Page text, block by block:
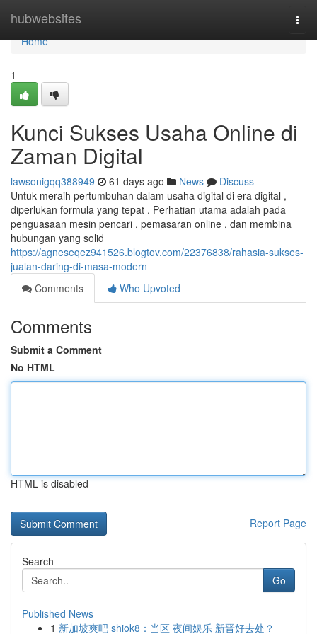
hubwebsites
Home
Home
1
Kunci Sukses Usaha Online di
Zaman Digital
lawsonigqq388949 61 days ago News
Discuss
Untuk meraih pertumbuhan dalam usaha digital di era digital ,
diperlukan formula yang tepat . Perhatian utama adalah pada
penguasaan mesin pencari , pemasaran online , dan membina
hubungan yang solid
https://agneseqez941526.blogtov.com/22376838/rahasia-sukses-
jualan-daring-di-masa-modern
Comments
Who Upvoted
Comments
Submit a Comment
No HTML
HTML is disabled
Report Page
Search
Go
Published News
1 新加坡爽吧 shiok8：当区 夜间娱乐 新晋好去处？